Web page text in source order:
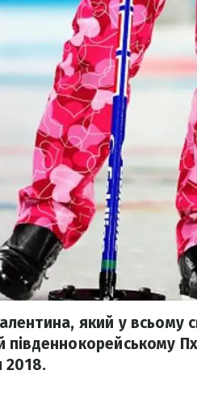
який у всьому
південнокорейському
2018.